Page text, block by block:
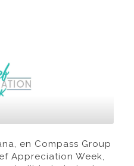
en Compass Group
Appreciation Week,